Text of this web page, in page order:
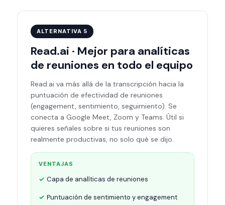
ALTERNATIVA 5
Read.ai · Mejor para analíticas
de reuniones en todo el equipo
Read.ai va más allá de la transcripción hacia la
puntuación de efectividad de reuniones
(engagement, sentimiento, seguimiento). Se
conecta a Google Meet, Zoom y Teams. Útil si
quieres señales sobre si tus reuniones son
realmente productivas, no solo qué se dijo.
VENTAJAS
Capa de analíticas de reuniones
Puntuación de sentimiento y engagement